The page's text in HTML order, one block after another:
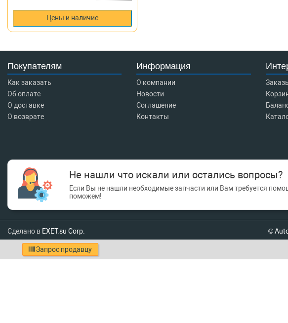
Цены и наличие
Покупателям
Как заказать
Об оплате
О доставке
О возврате
Информация
О компании
Новости
Соглашение
Контакты
Не нашли что искали или остались вопросы?
Если Вы не нашли необходимые запчасти или Вам требуется
поможем!
Сделано в EXET.su Corp. ©
Запрос продавцу